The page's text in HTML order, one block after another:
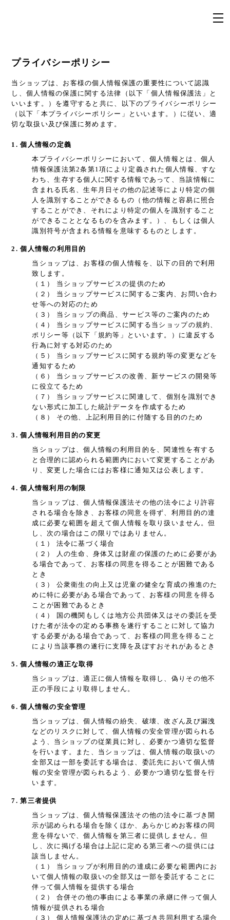
プライバシーポリシー
当ショップは、お客様の個人情報保護の重要性について認識
し、個人情報の保護に関する法律（以下「個人情報保護法」と
いいます。）を遵守すると共に、以下のプライバシーポリシー
（以下「本プライバシーポリシー」といいます。）に従い、適
切な取扱い及び保護に努めます。
1. 個人情報の定義
本プライバシーポリシーにおいて、個人情報とは、個人
情報保護法第2条第1項により定義された個人情報、すな
わち、生存する個人に関する情報であって、当該情報に
含まれる氏名、生年月日その他の記述等により特定の個
人を識別することができるもの（他の情報と容易に照合
することができ、それにより特定の個人を識別すること
ができることとなるものを含みます。）、もしくは個人
識別符号が含まれる情報を意味するものとします。
2. 個人情報の利用目的
当ショップは、お客様の個人情報を、以下の目的で利用
致します。
（１） 当ショップサービスの提供のため
（２） 当ショップサービスに関するご案内、お問い合わ
せ等への対応のため
（３） 当ショップの商品、サービス等のご案内のため
（４） 当ショップサービスに関する当ショップの規約、
ポリシー等（以下「規約等」といいます。）に違反する
行為に対する対応のため
（５） 当ショップサービスに関する規約等の変更などを
通知するため
（６） 当ショップサービスの改善、新サービスの開発等
に役立てるため
（７） 当ショップサービスに関連して、個別を識別でき
ない形式に加工した統計データを作成するため
（８） その他、上記利用目的に付随する目的のため
3. 個人情報利用目的の変更
当ショップは、個人情報の利用目的を、関連性を有する
と合理的に認められる範囲内において変更することがあ
り、変更した場合にはお客様に通知又は公表します。
4. 個人情報利用の制限
当ショップは、個人情報保護法その他の法令により許容
される場合を除き、お客様の同意を得ず、利用目的の達
成に必要な範囲を超えて個人情報を取り扱いません。但
し、次の場合はこの限りではありません。
（１） 法令に基づく場合
（２） 人の生命、身体又は財産の保護のために必要があ
る場合であって、お客様の同意を得ることが困難である
とき
（３） 公衆衛生の向上又は児童の健全な育成の推進のた
めに特に必要がある場合であって、お客様の同意を得る
ことが困難であるとき
（４） 国の機関もしくは地方公共団体又はその委託を受
けた者が法令の定める事務を遂行することに対して協力
する必要がある場合であって、お客様の同意を得ること
により当該事務の遂行に支障を及ぼすおそれがあるとき
5. 個人情報の適正な取得
当ショップは、適正に個人情報を取得し、偽りその他不
正の手段により取得しません。
6. 個人情報の安全管理
当ショップは、個人情報の紛失、破壊、改ざん及び漏洩
などのリスクに対して、個人情報の安全管理が図られる
よう、当ショップの従業員に対し、必要かつ適切な監督
を行います。また、当ショップは、個人情報の取扱いの
全部又は一部を委託する場合は、委託先において個人情
報の安全管理が図られるよう、必要かつ適切な監督を行
います。
7. 第三者提供
当ショップは、個人情報保護法その他の法令に基づき開
示が認められる場合を除くほか、あらかじめお客様の同
意を得ないで、個人情報を第三者に提供しません。但
し、次に掲げる場合は上記に定める第三者への提供には
該当しません。
（１） 当ショップが利用目的の達成に必要な範囲内にお
いて個人情報の取扱いの全部又は一部を委託することに
伴って個人情報を提供する場合
（２） 合併その他の事由による事業の承継に伴って個人
情報が提供される場合
（３） 個人情報保護法の定めに基づき共同利用する場合